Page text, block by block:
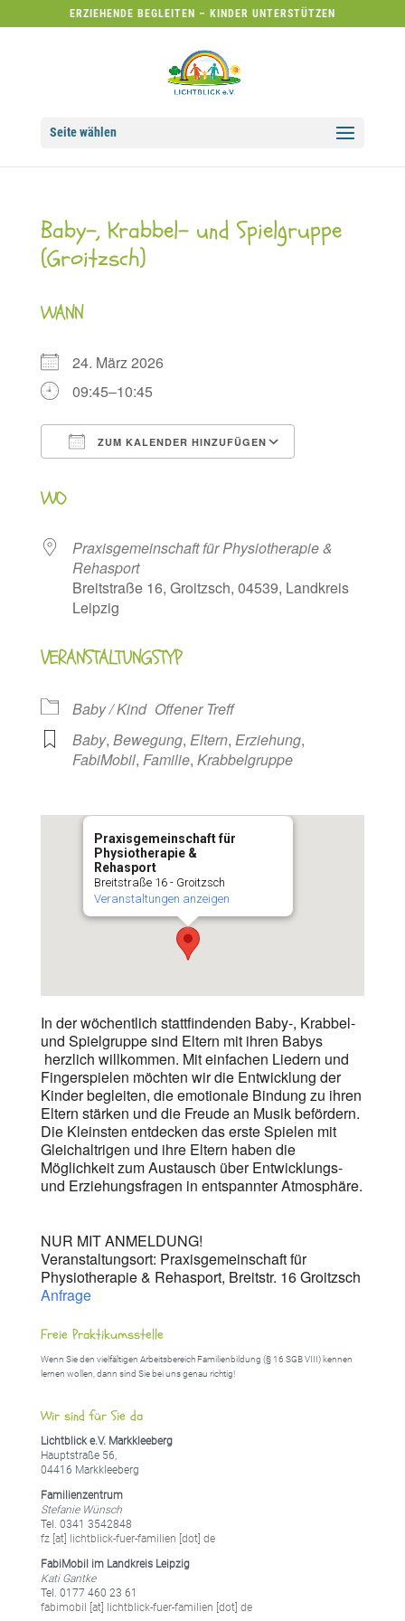
ERZIEHENDE BEGLEITEN – KINDER UNTERSTÜTZEN
Seite wählen
Baby-, Krabbel- und Spielgruppe
(Groitzsch)
WANN
24. März 2026
09:45–10:45
ZUM KALENDER HINZUFÜGEN
WO
Praxisgemeinschaft für Physiotherapie &
Rehasport
Breitstraße 16, Groitzsch, 04539, Landkreis
Leipzig
VERANSTALTUNGSTYP
Baby / Kind Offener Treff
Baby, Bewegung, Eltern, Erziehung,
FabiMobil, Familie, Krabbelgruppe
Praxisgemeinschaft für
Physiotherapie &
Rehasport
Breitstraße 16 - Groitzsch
Veranstaltungen anzeigen
In der wöchentlich stattfindenden Baby-, Krabbel-
und Spielgruppe sind Eltern mit ihren Babys
herzlich willkommen. Mit einfachen Liedern und
Fingerspielen möchten wir die Entwicklung der
Kinder begleiten, die emotionale Bindung zu ihren
Eltern stärken und die Freude an Musik befördern.
Die Kleinsten entdecken das erste Spielen mit
Gleichaltrigen und ihre Eltern haben die
Möglichkeit zum Austausch über Entwicklungs-
und Erziehungsfragen in entspannter Atmosphäre.
NUR MIT ANMELDUNG!
Veranstaltungsort: Praxisgemeinschaft für
Physiotherapie & Rehasport, Breitstr. 16 Groitzsch
Anfrage
Freie Praktikumsstelle
Wenn Sie den vielfältigen Arbeitsbereich Familienbildung (§ 16 SGB VIII) kennen
lernen wollen, dann sind Sie bei uns genau richtig!
Wir sind für Sie da
Lichtblick e.V. Markkleeberg
Hauptstraße 56,
04416 Markkleeberg
Familienzentrum
Stefanie Wünsch
Tel. 0341 3542848
fz [at] lichtblick-fuer-familien [dot] de
FabiMobil im Landkreis Leipzig
Kati Gantke
Tel. 0177 460 23 61
fabimobil [at] lichtblick-fuer-familien [dot] de